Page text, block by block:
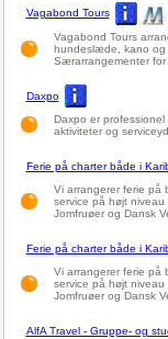
Vagabond Tours
Vagabond Tours
hundeslæde, kano og
Særarrangementer for
Daxpo
Daxpo er
aktiviteter og
Ferie på charter både i
Vi arrangerer ferie på
service på højt
Jomfruøer og Dansk
Ferie på charter både i
Vi arrangerer ferie på
service på højt
Jomfruøer og Dansk
AlfA Travel - Gruppe- og